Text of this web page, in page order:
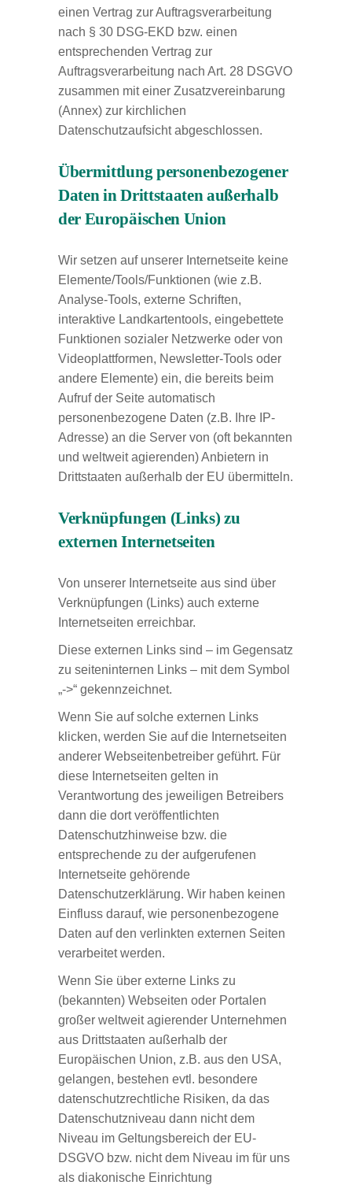
einen Vertrag zur Auftragsverarbeitung
nach § 30 DSG-EKD bzw. einen
entsprechenden Vertrag zur
Auftragsverarbeitung nach Art. 28 DSGVO
zusammen mit einer Zusatzvereinbarung
(Annex) zur kirchlichen
Datenschutzaufsicht abgeschlossen.
Übermittlung personenbezogener
Daten in Drittstaaten außerhalb
der Europäischen Union
Wir setzen auf unserer Internetseite keine
Elemente/Tools/Funktionen (wie z.B.
Analyse-Tools, externe Schriften,
interaktive Landkartentools, eingebettete
Funktionen sozialer Netzwerke oder von
Videoplattformen, Newsletter-Tools oder
andere Elemente) ein, die bereits beim
Aufruf der Seite automatisch
personenbezogene Daten (z.B. Ihre IP-
Adresse) an die Server von (oft bekannten
und weltweit agierenden) Anbietern in
Drittstaaten außerhalb der EU übermitteln.
Verknüpfungen (Links) zu
externen Internetseiten
Von unserer Internetseite aus sind über
Verknüpfungen (Links) auch externe
Internetseiten erreichbar.
Diese externen Links sind – im Gegensatz
zu seiteninternen Links – mit dem Symbol
„->“ gekennzeichnet.
Wenn Sie auf solche externen Links
klicken, werden Sie auf die Internetseiten
anderer Webseitenbetreiber geführt. Für
diese Internetseiten gelten in
Verantwortung des jeweiligen Betreibers
dann die dort veröffentlichten
Datenschutzhinweise bzw. die
entsprechende zu der aufgerufenen
Internetseite gehörende
Datenschutzerklärung. Wir haben keinen
Einfluss darauf, wie personenbezogene
Daten auf den verlinkten externen Seiten
verarbeitet werden.
Wenn Sie über externe Links zu
(bekannten) Webseiten oder Portalen
großer weltweit agierender Unternehmen
aus Drittstaaten außerhalb der
Europäischen Union, z.B. aus den USA,
gelangen, bestehen evtl. besondere
datenschutzrechtliche Risiken, da das
Datenschutzniveau dann nicht dem
Niveau im Geltungsbereich der EU-
DSGVO bzw. nicht dem Niveau im für uns
als diakonische Einrichtung